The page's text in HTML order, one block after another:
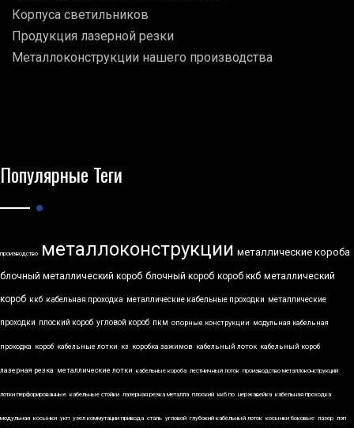
Корпуса светильников
Продукция лазерной резки
Металлоконструкции нашего производства
Популярные Теги
производство металлоконструкции металлические короба
блочный металлический короб блочный короб короб ккб металлический
короб ккб кабельная проходка металлические кабельные проходки металлические
проходки плоский короб угловой короб пкм опорные конструкции модульная кабельная
проходка короб кабельные лотки кз коробка зажимов кабельный лоток кабельный короб
лазерная резка металлические лотки кабельные короба лестничный лоток производство металлоконструкций
лотки перфорированные кабельные стойки лазерная резка металла плоский ккб по нержавейка кабельная проходка
модульная косынки укп узел коммутации привода сталь угловой глубокий кабельный лоток косынки боковые лазер лэп